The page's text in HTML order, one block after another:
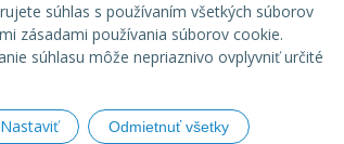
súhlas s používaním všetkých súborov
zásadami používania súborov cookie.
súhlasu môže nepriaznivo ovplyvniť určité
Nastaviť Odmietnuť všetky